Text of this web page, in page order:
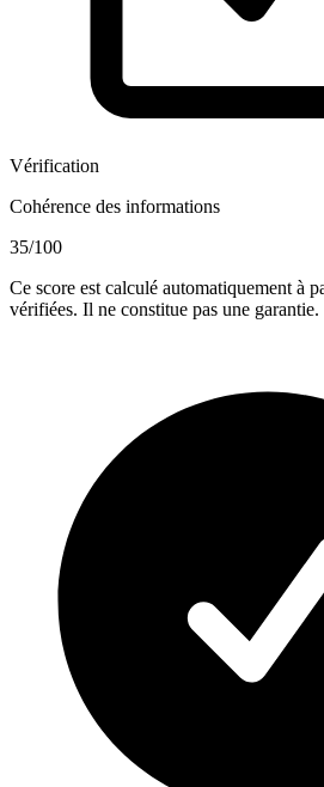
Vérification
Cohérence des informations
35/100
Ce score est calculé automatiquement à
vérifiées. Il ne constitue pas une garantie.